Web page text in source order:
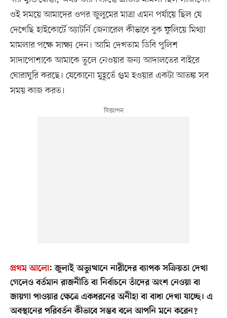
ওই সময়ে আমাদের ওপর জুলুমের মাত্রা এমন পর্যায়ে ছিল যে
দেখেছি হাইকোর্টে অ্যাটর্নি জেনারেল কীভাবে বুক ফুলিয়ে মিথ্যা
মামলার পক্ষে সাক্ষ্য দেন। আমি দেখতাম ডিবি পুলিশ
সাদাপোশাকে আমাকে তুলে নেওয়ার জন্য আদালতের বাইরে
ঘোরাঘুরি করছে। যেকোনো মুহূর্তে গুম হওয়ার একটা আতঙ্ক সব
সময় কাজ করত।
প্রথম আলো:জুলাই অভ্যুত্থানে নারীদের ব্যাপক সক্রিয়তা দেখা
গেলেও বর্তমান রাজনীতি বা নির্বাচনে তাঁদের অংশ নেওয়া বা
জায়গা পাওয়ার ক্ষেত্রে একধরনের অনীহা বা বাধা দেখা যাচ্ছে। এ
অবস্থানের পরিবর্তন কীভাবে সম্ভব বলে আপনি মনে করেন?